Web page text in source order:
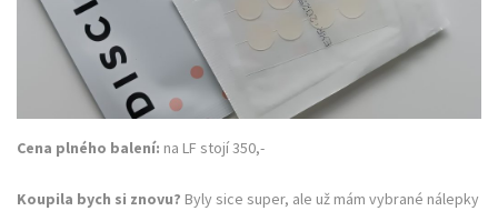
Cena plného balení: na LF stojí 350,-
Koupila bych si znovu? Byly sice super, ale už mám vybrané nálepky